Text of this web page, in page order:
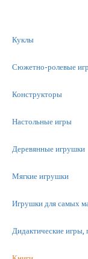
Куклы
Сюжетно-ролевые
Конструкторы
Настольные игры
Деревянные игрушки
Мягкие игрушки
Игрушки для самых
Дидактические игры,